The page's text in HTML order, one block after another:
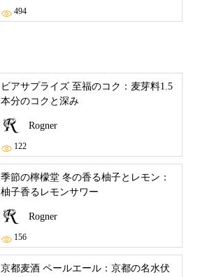
494
ビアサプライズ 至福のコク：麦芽料1.5
本分のコクと深み
Rogner
122
季節の檸檬堂 冬の香る柚子とレモン：
柚子香るレモンサワー
Rogner
156
京都麦酒 ペールエール：京都の名水伏